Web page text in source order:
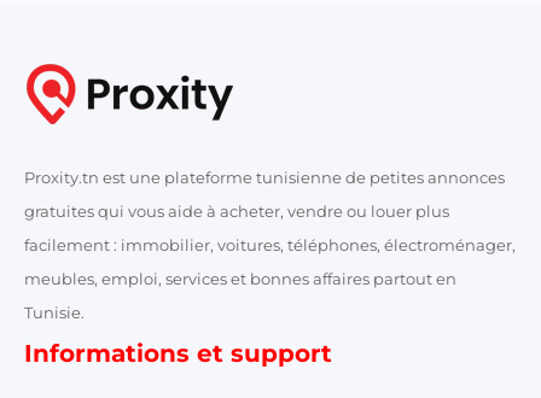
Proxity.tn est une plateforme tunisienne de petites annonces
gratuites qui vous aide à acheter, vendre ou louer plus
facilement : immobilier, voitures, téléphones, électroménager,
meubles, emploi, services et bonnes affaires partout en
Tunisie.
Informations et support